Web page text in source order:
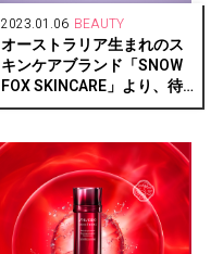
2023.01.06 BEAUTY
オーストラリア生まれのス
キンケアブランド「SNOW
FOX SKINCARE」より、待
望のナイトケアシリーズが